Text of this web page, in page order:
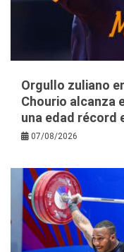
Orgullo zuliano
Chourio alcanza
una edad récord
07/08/2026